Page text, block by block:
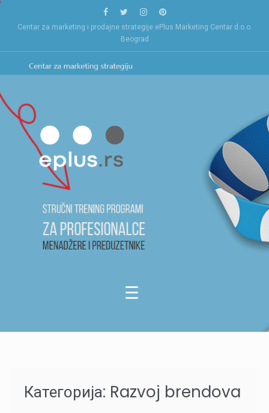
Skip
Centar za marketing i prodajne strategije ePlus Marketing Centar d.o.o.
Beograd
Категорија: Razvoj brendova